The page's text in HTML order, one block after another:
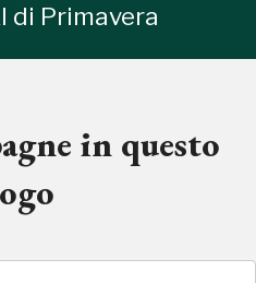
di Primavera
in questo